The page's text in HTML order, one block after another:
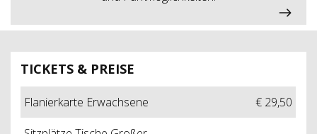
TICKETS & PREISE
Flanierkarte Erwachsene
€ 29,50